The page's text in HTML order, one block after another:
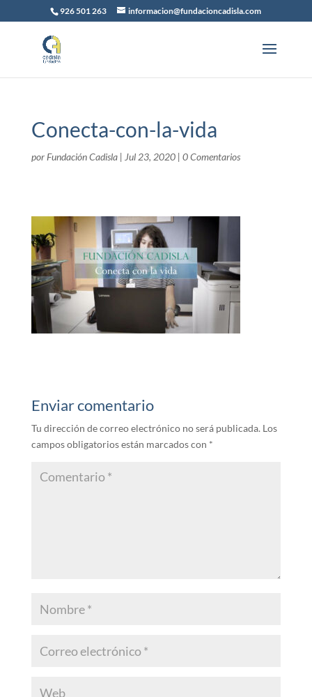
926 501 263 informacion@fundacioncadisla.com
Conecta-con-la-vida
por Fundación Cadisla| Jul 23, 2020| 0 Comentarios
Enviar comentario
Tu dirección de correo electrónico no será publicada. Los
campos obligatorios están marcados con *